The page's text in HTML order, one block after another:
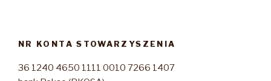
NR KONTA STOWARZYSZENIA
36 1240 4650 1111 0010 7266 1407